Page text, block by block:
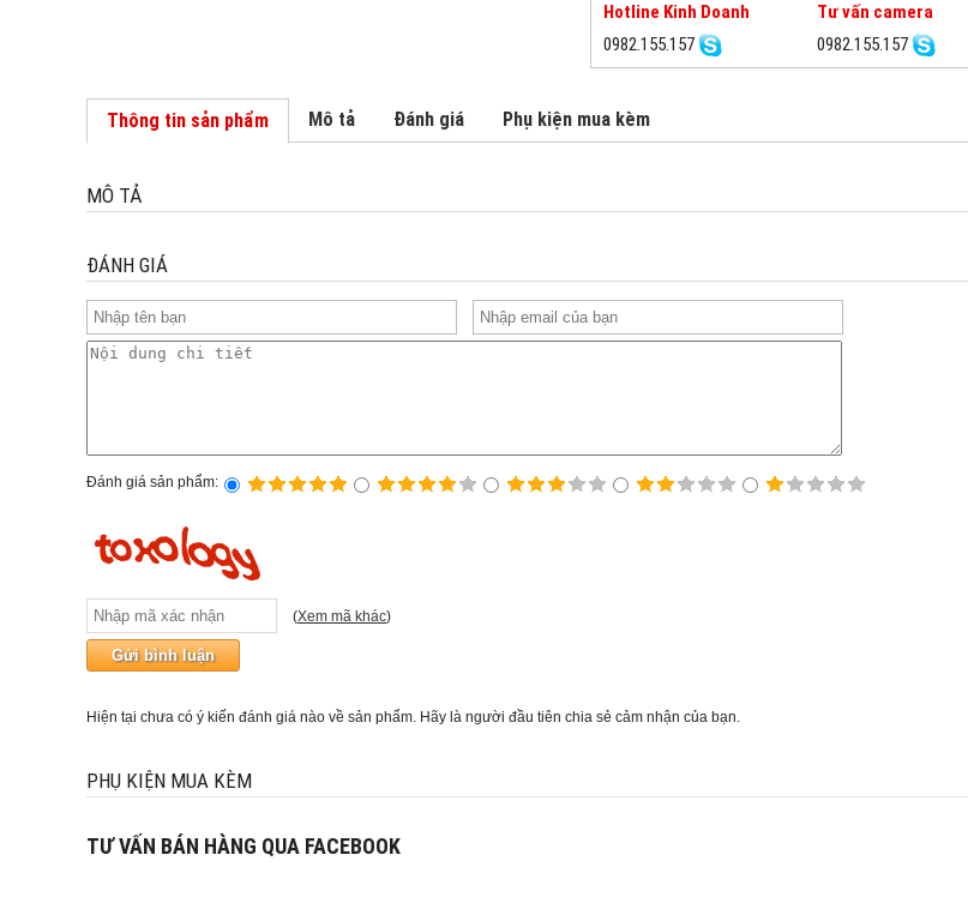
Hotline Kinh Doanh
0982.155.157
Tư vấn camera
0982.155.157
Thông tin sản phẩm Mô tả Đánh giá Phụ kiện mua kèm
MÔ TẢ
ĐÁNH GIÁ
Đánh giá sản phẩm:
(Xem mã khác)
Hiện tại chưa có ý kiến đánh giá nào về sản phẩm. Hãy là người đầu tiên chia sẻ cảm nhận của bạn.
PHỤ KIỆN MUA KÈM
TƯ VẤN BÁN HÀNG QUA FACEBOOK